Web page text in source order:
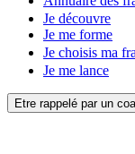
Je découvre
Je me forme
Je choisis ma
Je me lance
Etre rappelé par un